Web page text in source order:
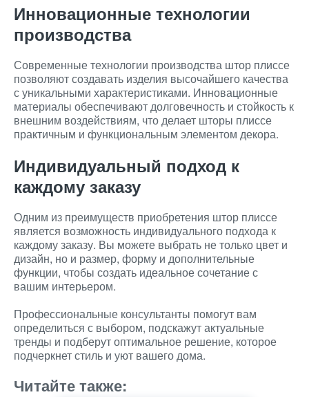
Инновационные технологии
производства
Современные технологии производства штор плиссе
позволяют создавать изделия высочайшего качества
с уникальными характеристиками. Инновационные
материалы обеспечивают долговечность и стойкость к
внешним воздействиям, что делает шторы плиссе
практичным и функциональным элементом декора.
Индивидуальный подход к
каждому заказу
Одним из преимуществ приобретения штор плиссе
является возможность индивидуального подхода к
каждому заказу. Вы можете выбрать не только цвет и
дизайн, но и размер, форму и дополнительные
функции, чтобы создать идеальное сочетание с
вашим интерьером.
Профессиональные консультанты помогут вам
определиться с выбором, подскажут актуальные
тренды и подберут оптимальное решение, которое
подчеркнет стиль и уют вашего дома.
Читайте также: